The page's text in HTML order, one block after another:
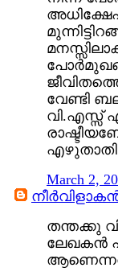
വേണ്ടി
വി.എസ്സ്‌
March 2,
തന്തക്കു
ലേഖകന്‍